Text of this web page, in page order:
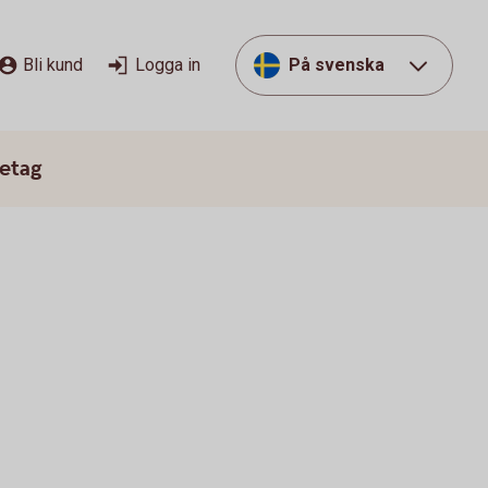
Bli kund Logga in På svenska